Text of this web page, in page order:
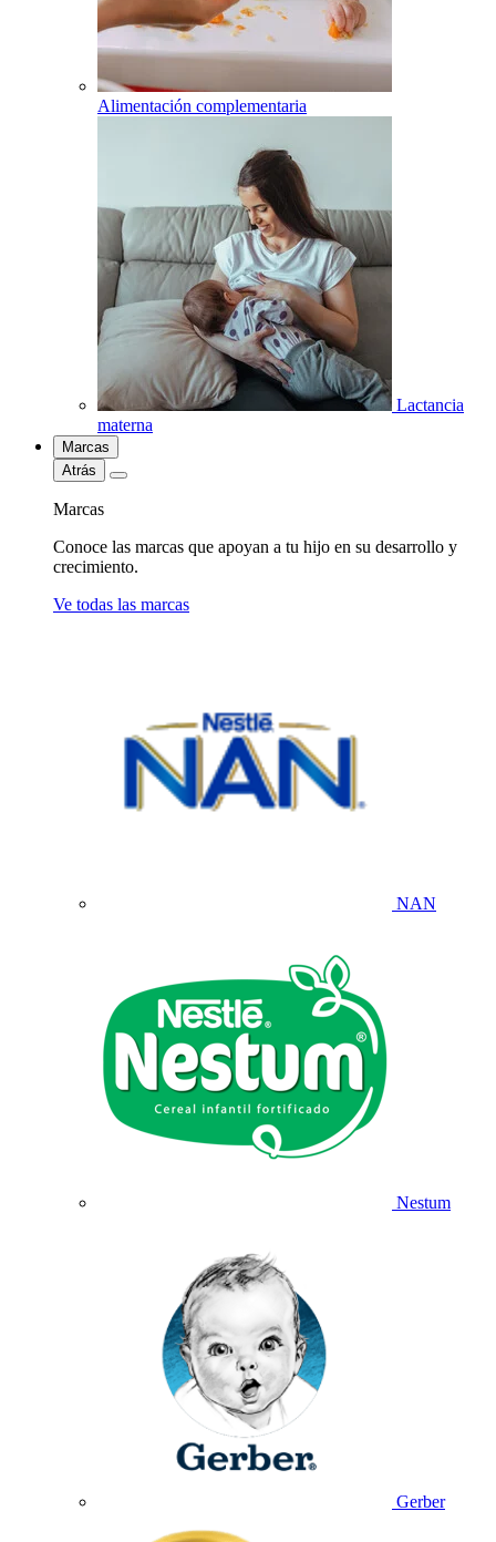
Alimentación complementaria
Lactancia
materna
Marcas
Atrás
Marcas
Conoce las marcas que apoyan a tu hijo en su desarrollo y
crecimiento.
Ve todas las marcas
NAN
Nestum
Gerber